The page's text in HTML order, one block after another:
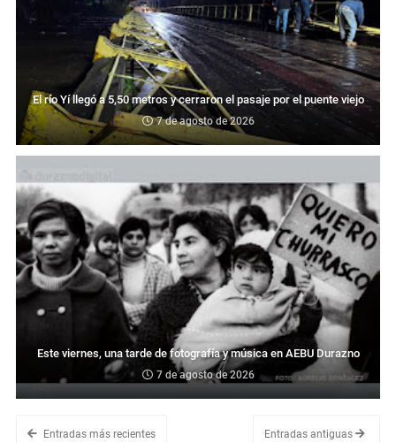
El río Yí llegó a 5,50 metros y cerraron el pasaje por el puente viejo
7 de agosto de 2026
Este viernes, una tarde de fotografía y música en AEBU Durazno
7 de agosto de 2026
Entradas más recientes Entradas antiguas